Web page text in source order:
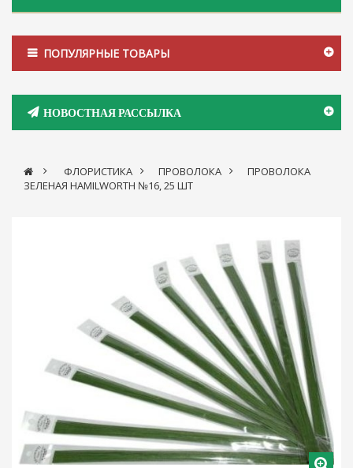
ПОПУЛЯРНЫЕ ТОВАРЫ
НОВОСТНАЯ РАССЫЛКА
> ФЛОРИСТИКА > ПРОВОЛОКА >
ПРОВОЛОКА
ЗЕЛЕНАЯ HAMILWORTH №16, 25 ШТ